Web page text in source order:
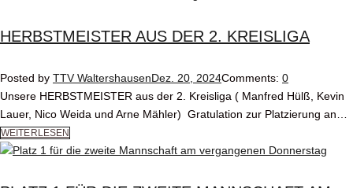
HERBSTMEISTER AUS DER 2. KREISLIGA
Posted by TTV WaltershausenDez. 20, 2024Comments: 0
Unsere HERBSTMEISTER aus der 2. Kreisliga ( Manfred Hülß, Kevin
Lauer, Nico Weida und Arne Mähler) Gratulation zur Platzierung an…
WEITERLESEN